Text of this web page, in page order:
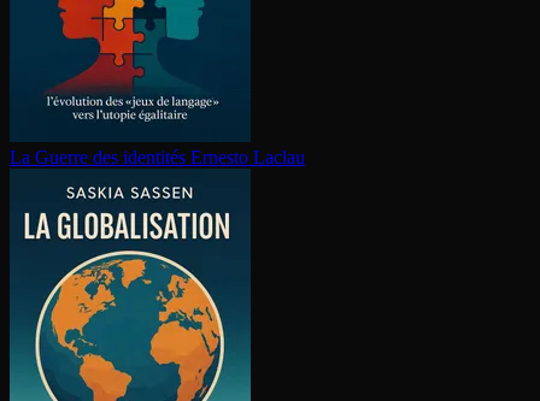
La Guerre des identités Ernesto Laclau